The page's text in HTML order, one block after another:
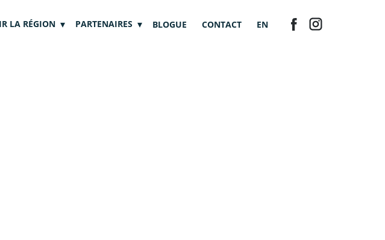
LA RÉGION PARTENAIRES BLOGUE CONTACT EN